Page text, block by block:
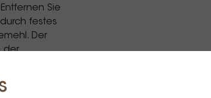
Sie
festes
Der
der
und
bevor